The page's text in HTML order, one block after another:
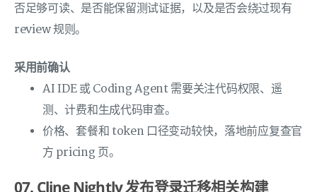
否足够可读、是否能保留测试证据，以及是否会绕过现有
review 规则。
采用前确认
AI IDE 或 Coding Agent 需要关注代码权限、遥
测、计费和生成代码审查。
价格、套餐和 token 口径变动较快，落地前应复查官
方 pricing 页。
07. Cline Nightly 发布登录迁移相关构建